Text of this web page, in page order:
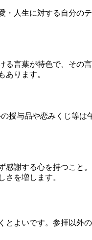
人生に対する自分の
言葉が特色で、その
ります。
授与品や恋みくじ等は
謝する心を持つこと
を増します。
よいです。参拝以外